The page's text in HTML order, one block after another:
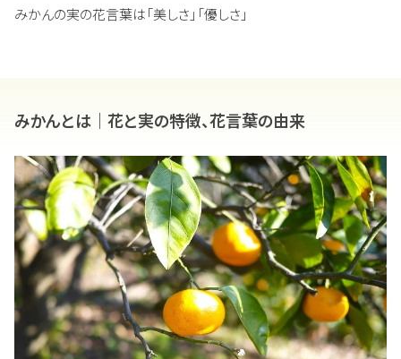
みかんの実の花言葉は「美しさ」「優しさ」
みかんとは｜花と実の特徴、花言葉の由来